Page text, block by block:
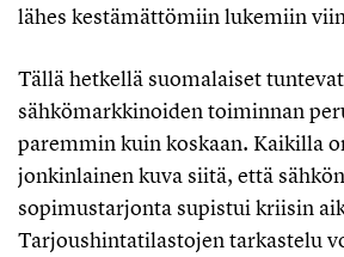
lähes kestämättömiin lukemiin
Tällä hetkellä suomalaiset tuntevat
sähkömarkkinoiden toiminnan
paremmin kuin koskaan. Kaikilla
jonkinlainen kuva siitä, että
sopimustarjonta supistui kriisin
Tarjoushintatilastojen tarkastelu